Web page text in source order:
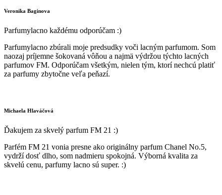
Veronika Baginova
Parfumylacno každému odporúčam :)
Parfumylacno zbúrali moje predsudky voči lacným parfumom. Som
naozaj príjemne šokovaná vôňou a najmä výdržou týchto lacných
parfumov FM. Odporúčam všetkým, nielen tým, ktorí nechcú platiť
za parfumy zbytočne veľa peňazí.
Michaela Hlaváčová
Ďakujem za skvelý parfum FM 21 :)
Parfém FM 21 vonia presne ako originálny parfum Chanel No.5,
vydrží dosť dlho, som nadmieru spokojná. Výborná kvalita za
skvelú cenu, parfumy lacno sú super. :)